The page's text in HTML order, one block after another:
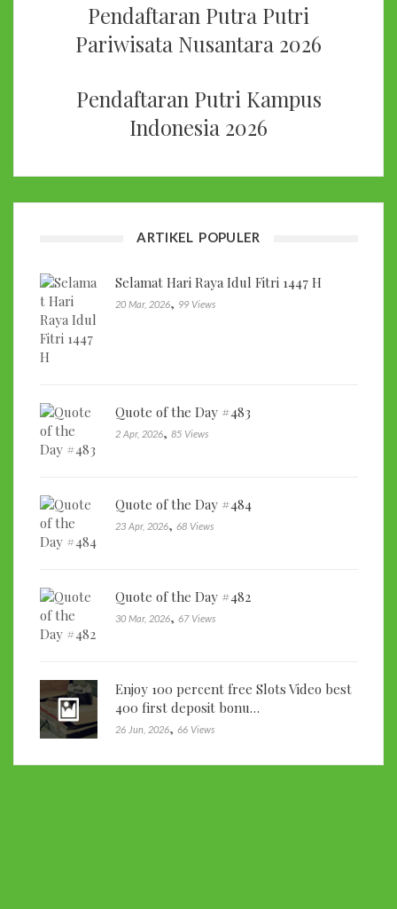
Pendaftaran Putra Putri
Pariwisata Nusantara 2026
Pendaftaran Putri Kampus
Indonesia 2026
ARTIKEL POPULER
Selamat Hari Raya Idul Fitri 1447 H
20 Mar, 2026, 99 Views
Quote of the Day #483
2 Apr, 2026, 85 Views
Quote of the Day #484
23 Apr, 2026, 68 Views
Quote of the Day #482
30 Mar, 2026, 67 Views
Enjoy 100 percent free Slots Video best
400 first deposit bonu…
26 Jun, 2026, 66 Views